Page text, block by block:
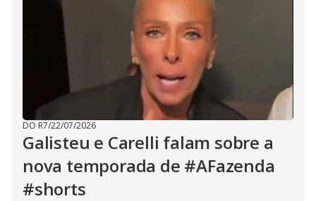
DO R7/22/07/2026
Galisteu e Carelli falam sobre a
nova temporada de #AFazenda
#shorts